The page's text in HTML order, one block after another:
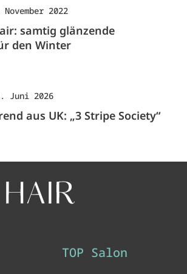
2022
samtig glänzende
den Winter
Juni 2026
aus UK: „3 Stripe Society“
TOP Salon